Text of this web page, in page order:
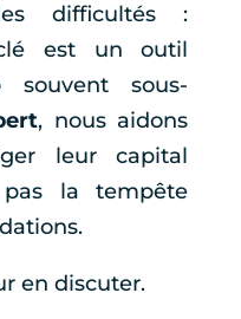
difficultés :
clé est un outil
souvent sous-
, nous aidons
leur capital
pas la tempête
en discuter.